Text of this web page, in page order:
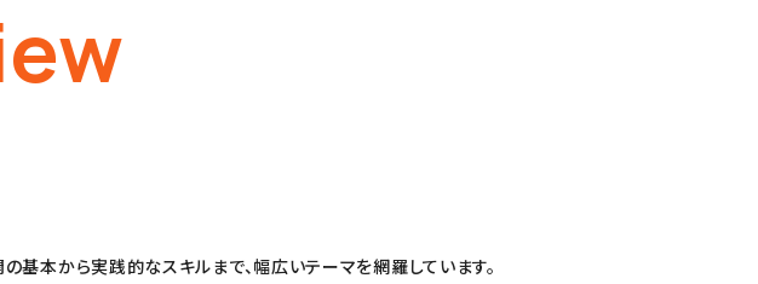
基本から実践的なスキルまで、幅広いテーマを網羅しています。